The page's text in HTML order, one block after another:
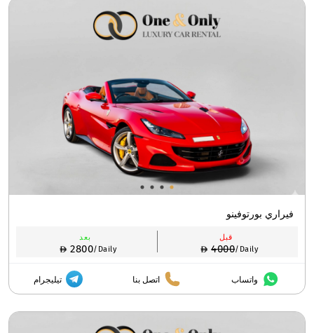
فيراري بورتوفينو
قبل
4000/Daily
بعد
2800/Daily
واتساب اتصل بنا تيليجرام